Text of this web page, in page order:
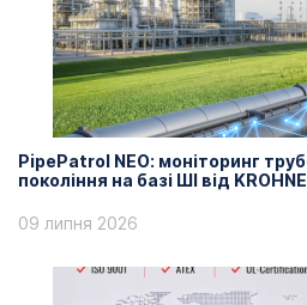
PipePatrol NEO: моніторинг
покоління на базі ШІ від KROHNE
09 липня 2026